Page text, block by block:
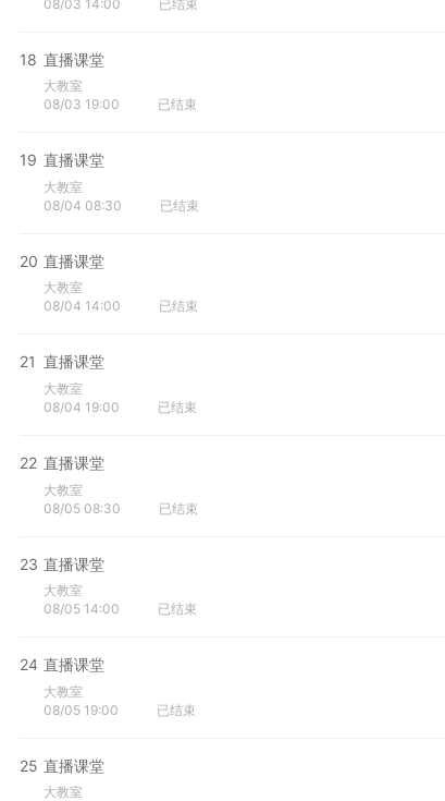
08/03 14:00
已结束
18 直播课堂
大教室
08/03 19:00
已结束
19 直播课堂
大教室
08/04 08:30
已结束
20 直播课堂
大教室
08/04 14:00
已结束
21 直播课堂
大教室
08/04 19:00
已结束
22 直播课堂
大教室
08/05 08:30
已结束
23 直播课堂
大教室
08/05 14:00
已结束
24 直播课堂
大教室
08/05 19:00
已结束
25 直播课堂
大教室